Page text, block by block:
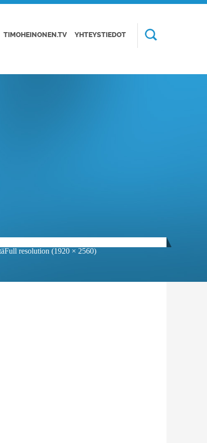
TIMOHEINONEN.TV YHTEYSTIEDOT
Full resolution (1920 × 2560)